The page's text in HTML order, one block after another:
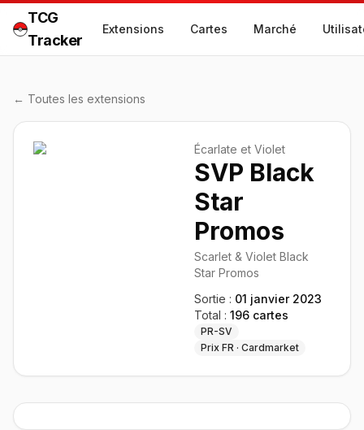
TCG
Tracker
Extensions Cartes Marché
← Toutes les extensions
Écarlate et Violet
SVP Black
Star
Promos
Scarlet & Violet Black
Star Promos
Sortie : 01 janvier 2023
Total : 196 cartes
PR-SV
Prix FR · Cardmarket